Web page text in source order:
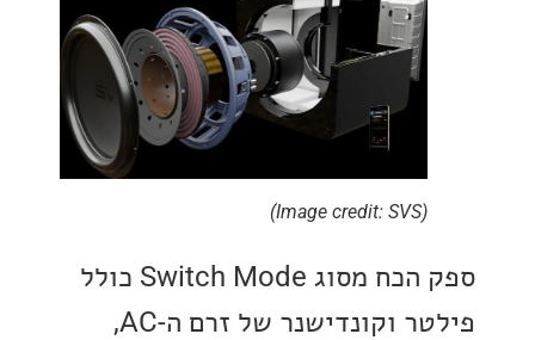
ספק הכח מסוג Switch Mode כולל
פילטר וקונדישנר של זרם ה-AC,